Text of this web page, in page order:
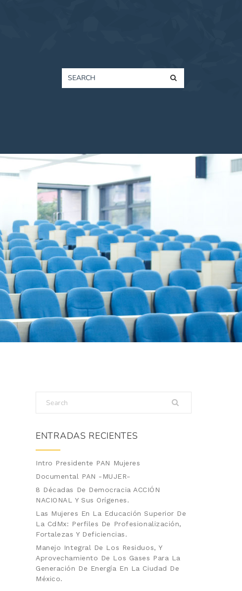
ENTRADAS RECIENTES
Intro Presidente PAN Mujeres
Documental PAN -MUJER-
8 Décadas De Democracia ACCIÓN
NACIONAL Y Sus Orígenes.
Las Mujeres En La Educación Superior De
La CdMx: Perfiles De Profesionalización,
Fortalezas Y Deficiencias.
Manejo Integral De Los Residuos, Y
Aprovechamiento De Los Gases Para La
Generación De Energía En La Ciudad De
México.